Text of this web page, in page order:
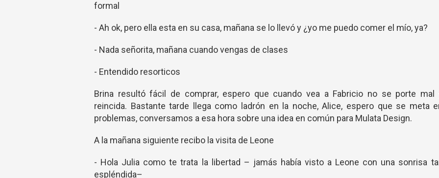
formal
- Ah ok, pero ella esta en su casa, mañana se lo llevó y ¿yo me puedo comer el mío, ya?
- Nada señorita, mañana cuando vengas de clases
- Entendido resorticos
Brina resultó fácil de comprar, espero que cuando vea a Fabricio no se porte mal
reincida. Bastante tarde llega como ladrón en la noche, Alice, espero que se meta
problemas, conversamos a esa hora sobre una idea en común para Mulata Design.
A la mañana siguiente recibo la visita de Leone
- Hola Julia como te trata la libertad – jamás había visto a Leone con una sonrisa
espléndida–